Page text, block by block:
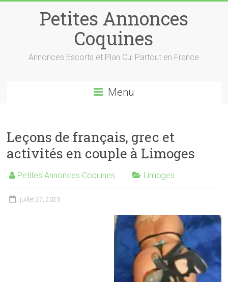
Petites Annonces
Coquines
Annonces Escorts et Plan Cul Partout en France
Menu
Leçons de français, grec et
activités en couple à Limoges
Petites Annonces Coquines Limoges
juillet 27, 2023